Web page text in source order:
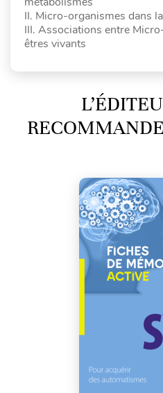
II. Micro-organismes dans
III. Associations entre
êtres vivants